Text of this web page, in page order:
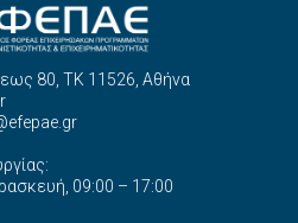
80, ΤΚ 11526, Αθήνα
09:00 – 17:00